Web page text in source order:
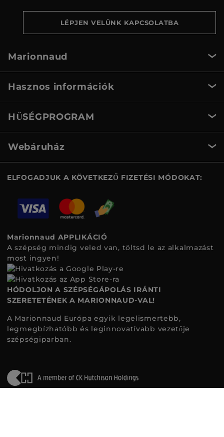
LÉPJEN VELÜNK KAPCSOLATBA
Marionnaud
Hasznos információk
HŰSÉGPROGRAM
Webáruház
ELFOGADJUK A KÖVETKEZŐ FIZETÉSI MÓDOKAT:
Marionnaud APPLIKÁCIÓ
A szépség mindig veled van, töltsd le az alkalmazást
most ingyen!
HÓDOLJON A SZÉPSÉGÁPOLÁS IRÁNTI
SZERETETÉNEK A MARIONNAUD-VAL!
A Marionnaud Európa egyik legelismertebb,
legmegbízhatóbb és leginnovatívabb vezetője
szépségiparban.